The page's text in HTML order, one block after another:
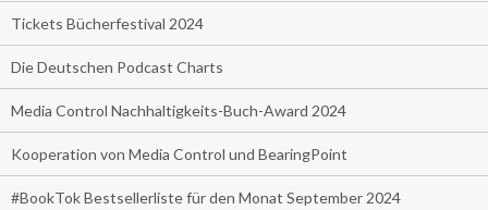
Tickets Bücherfestival 2024
Die Deutschen Podcast Charts
Media Control Nachhaltigkeits-Buch-Award 2024
Kooperation von Media Control und BearingPoint
#BookTok Bestsellerliste für den Monat September 2024